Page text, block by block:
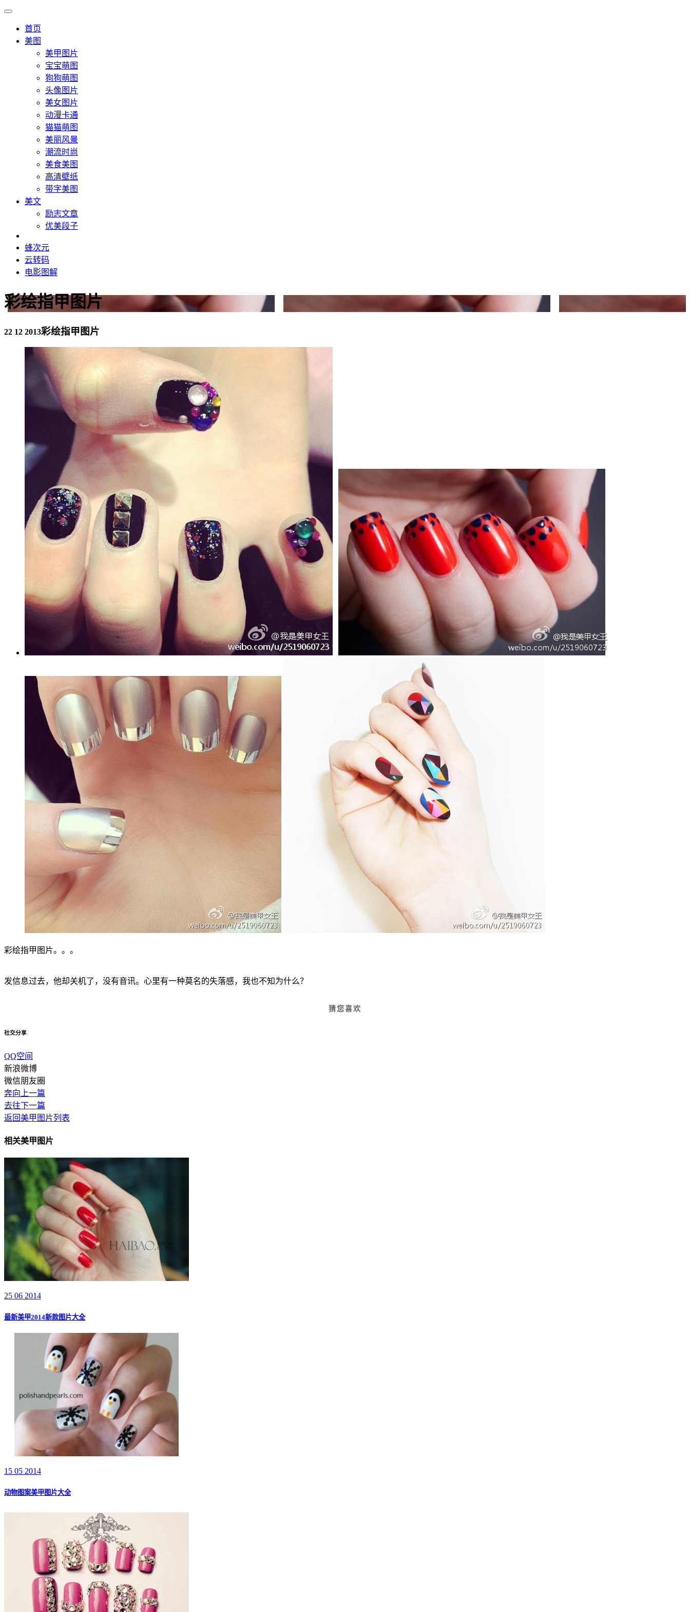
首页
美图
美甲图片
宝宝萌图
狗狗萌图
头像图片
美女图片
动漫卡通
猫猫萌图
美丽风景
潮流时尚
美食美图
高清壁纸
带字美图
美文
励志文章
优美段子
蜂次元
云转码
电影图解
彩绘指甲图片
22 12 2013彩绘指甲图片
彩绘指甲图片。。。
发信息过去，他却关机了，没有音讯。心里有一种莫名的失落感，我也不知为什么？
猜您喜欢
社交分享
QQ空间
新浪微博
微信朋友圈
奔向上一篇
去往下一篇
返回美甲图片列表
相关美甲图片
25 06 2014
最新美甲2014新款图片大全
15 05 2014
动物图案美甲图片大全